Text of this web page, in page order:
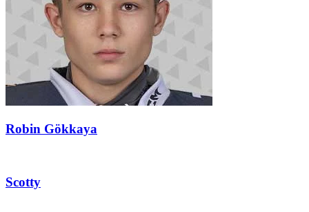
Robin Gökkaya
Scotty